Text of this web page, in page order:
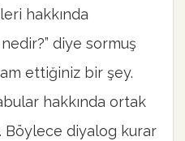
hakkında
diye sormuş
ettiğiniz bir şey.
hakkında ortak
Böylece diyalog kurar